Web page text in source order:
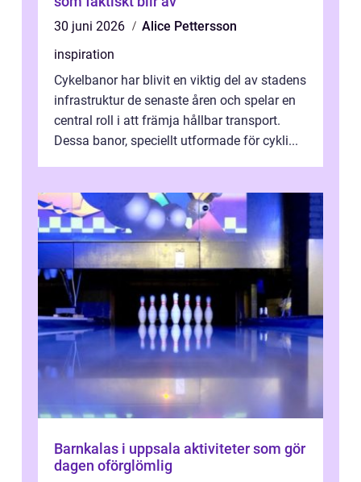
30 juni 2026
Alice Pettersson
inspiration
Cykelbanor har blivit en viktig del av stadens
infrastruktur de senaste åren och spelar en
central roll i att främja hållbar transport.
Dessa banor, speciellt utformade för cykli...
Barnkalas i uppsala aktiviteter som gör
dagen oförglömlig